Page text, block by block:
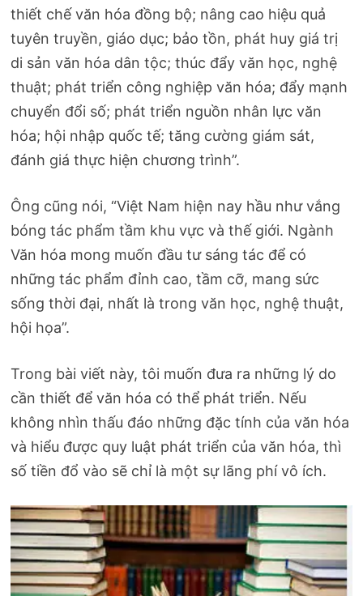
thiết chế văn hóa đồng bộ; nâng cao hiệu quả
tuyên truyền, giáo dục; bảo tồn, phát huy giá trị
di sản văn hóa dân tộc; thúc đẩy văn học, nghệ
thuật; phát triển công nghiệp văn hóa; đẩy mạnh
chuyển đổi số; phát triển nguồn nhân lực văn
hóa; hội nhập quốc tế; tăng cường giám sát,
đánh giá thực hiện chương trình”.
Ông cũng nói, “Việt Nam hiện nay hầu như vắng
bóng tác phẩm tầm khu vực và thế giới. Ngành
Văn hóa mong muốn đầu tư sáng tác để có
những tác phẩm đỉnh cao, tầm cỡ, mang sức
sống thời đại, nhất là trong văn học, nghệ thuật,
hội họa”.
Trong bài viết này, tôi muốn đưa ra những lý do
cần thiết để văn hóa có thể phát triển. Nếu
không nhìn thấu đáo những đặc tính của văn hóa
và hiểu được quy luật phát triển của văn hóa, thì
số tiền đổ vào sẽ chỉ là một sự lãng phí vô ích.